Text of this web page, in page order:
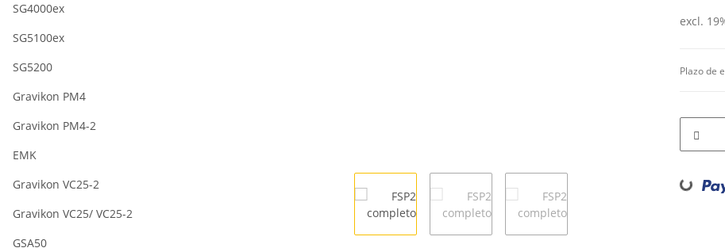
excl.
Plazo de
Loading...
SG4000ex
SG5100ex
SG5200
Gravikon PM4
Gravikon PM4-2
EMK
Gravikon VC25-2
Gravikon VC25/ VC25-2
GSA50